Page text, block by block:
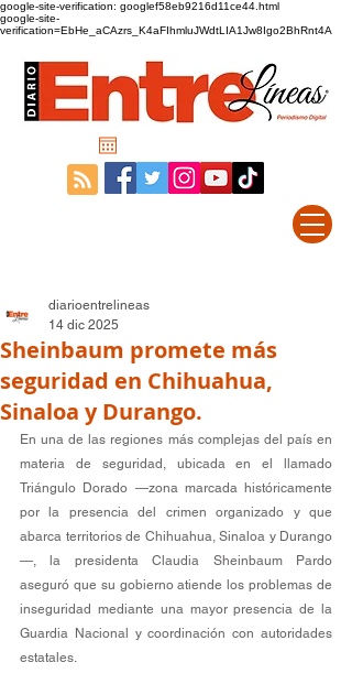
google-site-verification: googlef58eb9216d11ce44.html
google-site-
verification=EbHe_aCAzrs_K4aFIhmluJWdtLIA1Jw8Igo2BhRnt4A
Sheinbaum promete más
seguridad en Chihuahua,
Sinaloa y Durango.
diarioentrelineas
14 dic 2025
En una de las regiones más complejas del país en
materia de seguridad, ubicada en el llamado
Triángulo Dorado —zona marcada históricamente
por la presencia del crimen organizado y que
abarca territorios de Chihuahua, Sinaloa y Durango
—, la presidenta Claudia Sheinbaum Pardo
aseguró que su gobierno atiende los problemas de
inseguridad mediante una mayor presencia de la
Guardia Nacional y coordinación con autoridades
estatales.